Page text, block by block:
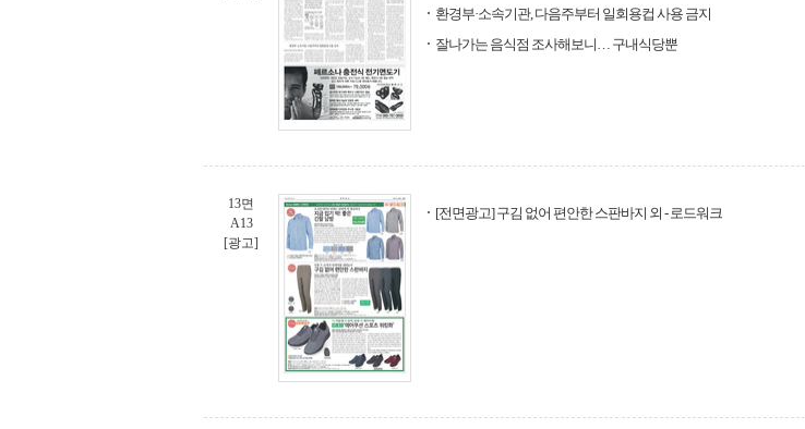
환경부·소속기관, 다음주부터 일회용컵 사용 금지
잘나가는 음식점 조사해보니… 구내식당뿐
13면
A13
[광고]
[전면광고] 구김 없어 편안한 스판바지 외 - 로드워크